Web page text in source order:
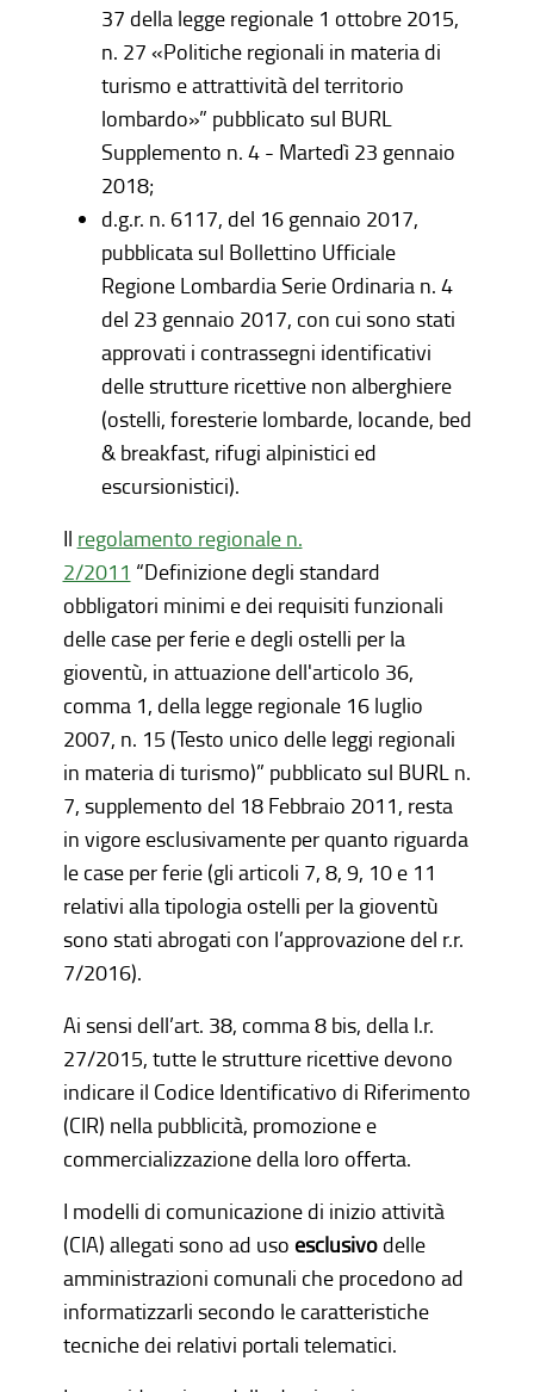
37 della legge regionale 1 ottobre 2015,
n. 27 «Politiche regionali in materia di
turismo e attrattività del territorio
lombardo»” pubblicato sul BURL
Supplemento n. 4 - Martedì 23 gennaio
2018;
d.g.r. n. 6117, del 16 gennaio 2017,
pubblicata sul Bollettino Ufficiale
Regione Lombardia Serie Ordinaria n. 4
del 23 gennaio 2017, con cui sono stati
approvati i contrassegni identificativi
delle strutture ricettive non alberghiere
(ostelli, foresterie lombarde, locande, bed
& breakfast, rifugi alpinistici ed
escursionistici).
Il regolamento regionale n.
2/2011 “Definizione degli standard
obbligatori minimi e dei requisiti funzionali
delle case per ferie e degli ostelli per la
gioventù, in attuazione dell'articolo 36,
comma 1, della legge regionale 16 luglio
2007, n. 15 (Testo unico delle leggi regionali
in materia di turismo)” pubblicato sul BURL n.
7, supplemento del 18 Febbraio 2011, resta
in vigore esclusivamente per quanto riguarda
le case per ferie (gli articoli 7, 8, 9, 10 e 11
relativi alla tipologia ostelli per la gioventù
sono stati abrogati con l’approvazione del r.r.
7/2016).
Ai sensi dell’art. 38, comma 8 bis, della l.r.
27/2015, tutte le strutture ricettive devono
indicare il Codice Identificativo di Riferimento
(CIR) nella pubblicità, promozione e
commercializzazione della loro offerta.
I modelli di comunicazione di inizio attività
(CIA) allegati sono ad uso esclusivodelle
amministrazioni comunali che procedono ad
informatizzarli secondo le caratteristiche
tecniche dei relativi portali telematici.